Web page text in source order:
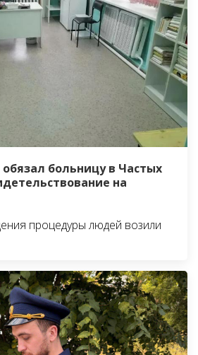
больницу в Частых
на
процедуры людей возили